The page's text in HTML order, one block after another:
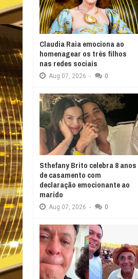
Claudia Raia emociona ao
homenagear os três filhos
nas redes sociais
Aug 07, 2026 - 0
Sthefany Brito celebra 8 anos
de casamento com
declaração emocionante ao
marido
Aug 07, 2026 - 0